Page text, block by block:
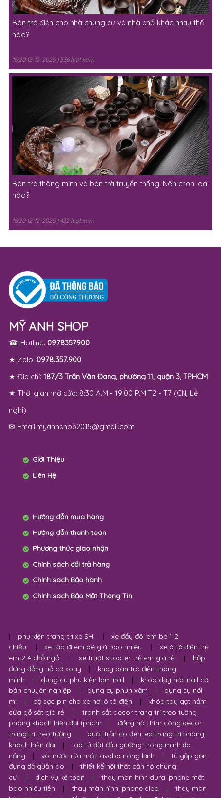
Bàn trà điện cho nhà chung cư và nhà phố khác nhau thế
nào?
16:20 12-12-2025 | 536 lượt xem
Bàn trà thông minh và bàn trà truyền thống. Nên chọn loại
nào?
16:20 12-12-2025 | 432 lượt xem
MỸ ANH SHOP
☎ Hotline: 0978357900
★ Zalo: 0978.357.900
★ Địa chỉ: 187/3 Trần Văn Đang, phường 11, quận 3, TPHCM
★ Thời gian mở cửa: 8:30 A.M - 19:00 P.M T2 - T7 (CN, Lễ
nghỉ)
✉ Email:myanhshop2015@gmail.com
Giới Thiệu
Liên Hệ
Hướng dẫn mua hàng
Hướng dẫn thanh toán
Phương thức giao nhận
Chính sách đổi trả hàng
Chính sách Bảo hành
Chính sách Bảo Mật Thông Tin
| phụ kiện trang trí xe SH |
xe đẩy đôi em bé 1 2
chiều
| xe tập đi em bé giá bao nhiêu |
xe ô tô điện trẻ
em 2 4 chỗ ngồi
| xe trượt scooter trẻ em giá rẻ |
hộp
đựng đồng hồ cơ xoay
|
khay bàn trà điện thông
minh
| dụng cụ phụ kiện làm nail |
khóa dạy học nail cơ
bản chuyên nghiệp
| dụng cụ phun xăm |
dụng cụ nối
mi
| bộ sạc pin cho xe hơi ô tô điện |
khóa tay gạt nắm
cửa gỗ sắt giá rẻ
|
tranh sắt decor trang trí treo tường
phòng khách hiện đại tphcm
|
đồng hồ chim công decor
trang trí treo tường
|
quạt trần có đèn led trang trí phòng
khách hiện đại
|
tab tủ đặt đầu giường thông minh đa
năng
| vòi nước rửa mặt lavabo nóng lạnh |
tủ gấp gọn
đựng đồ quần áo
|
thiết kế nội thất căn hộ chung
cư
| dịch vụ kế toán |
thay màn hình dura iphone mất
bao nhiêu tiền
| thay màn hình iphone oled |
thay màn